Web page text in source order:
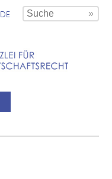
DE